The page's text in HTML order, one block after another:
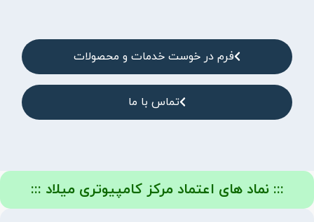
فرم در خوست خدمات و محصولات
تماس با ما
::: نماد های اعتماد مرکز کامپیوتری میلاد :::